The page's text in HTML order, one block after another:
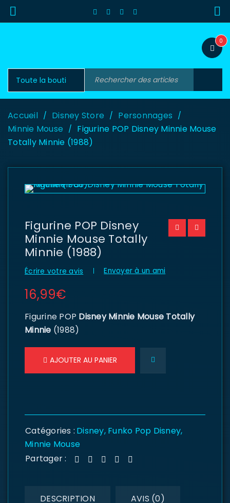
0
Accueil / Disney Store / Personnages /
Minnie Mouse / Figurine POP Disney Minnie Mouse
Totally Minnie (1988)
Figurine POP Disney
Minnie Mouse Totally
Minnie (1988)
Écrire votre avis Envoyer à un ami
16,99€
Figurine POP Disney Minnie Mouse Totally
Minnie (1988)
AJOUTER AU PANIER
Catégories : Disney, Funko Pop Disney,
Minnie Mouse
Partager :
DESCRIPTION AVIS (0)